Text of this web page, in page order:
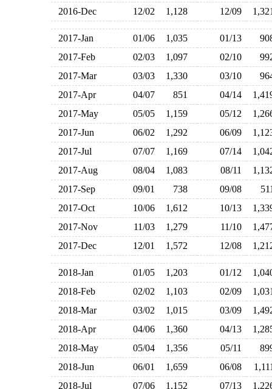
2016-Dec
12/02 1,128 12/09
2017-Jan 01/06 1,035 01/13
2017-Feb
02/03 1,097 02/10
2017-Mar
03/03 1,330 03/10
2017-Apr
04/07 851 04/14
2017-May
05/05 1,159 05/12
2017-Jun
06/02 1,292 06/09
2017-Jul
07/07 1,169 07/14
2017-Aug
08/04 1,083 08/11
2017-Sep
09/01 738 09/08
2017-Oct
10/06 1,612 10/13
2017-Nov
11/03 1,279 11/10
2017-Dec
12/01 1,572 12/08
2018-Jan 01/05 1,203 01/12
2018-Feb
02/02 1,103 02/09
2018-Mar
03/02 1,015 03/09
2018-Apr
04/06 1,360 04/13
2018-May
05/04 1,356 05/11
2018-Jun
06/01 1,659 06/08
2018-Jul
07/06 1,152 07/13